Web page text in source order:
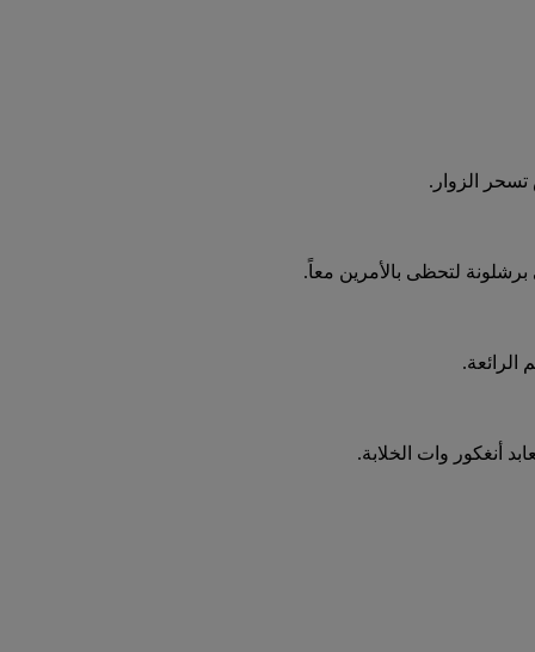
الزوار.
لتحظى بالأمرين معاً.
الرائعة.
أنغكور وات الخلابة.